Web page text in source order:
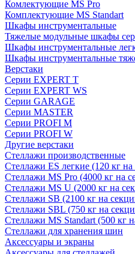
Комлектующие MS Pro
Комплектующие MS Standart
Шкафы инструментальные
Тяжелые модульные шкафы
Шкафы инструментальные
Шкафы инструментальные
Верстаки
Серии EXPERT T
Серии EXPERT WS
Серии GARAGE
Серии MASTER
Серии PROFI M
Серии PROFI W
Другие верстаки
Стеллажи производственные
Стеллажи ES легкие (120 кг
Стеллажи MS Pro (4000 кг на
Стеллажи MS U (2000 кг на
Стеллажи SB (2100 кг на
Стеллажи SBL (750 кг на
Стеллажи MS Standart (500 кг
Стеллажи для хранения шин
Аксессуары и экраны